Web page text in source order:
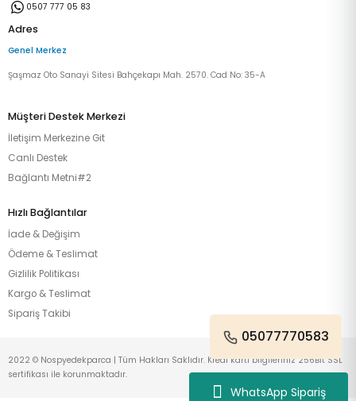
WhatsApp Sipariş
0507 777 05 83
Adres
Genel Merkez
Şaşmaz Oto Sanayi Sitesi Bahçekapı Mah. 2570. Cad No: 35-A
Müşteri Destek Merkezi
İletişim Merkezine Git
Canlı Destek
Bağlantı Metni#2
Hızlı Bağlantılar
İade & Değişim
Ödeme & Teslimat
Gizlilik Politikası
Kargo & Teslimat
Sipariş Takibi
05077770583
2022 © Nospyedekparca | Tüm Hakları Saklıdır. Kredi kartı bilgileriniz 256Bit SSL
sertifikası ile korunmaktadır.